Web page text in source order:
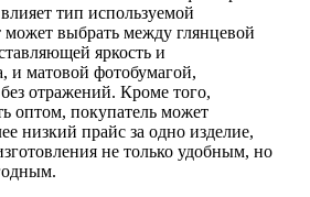
тип используемой
выбрать между глянцевой
яркость и
и матовой фотобумагой,
отражений. Кроме того,
оптом, покупатель может
низкий прайс за одно изделие,
не только удобным, но